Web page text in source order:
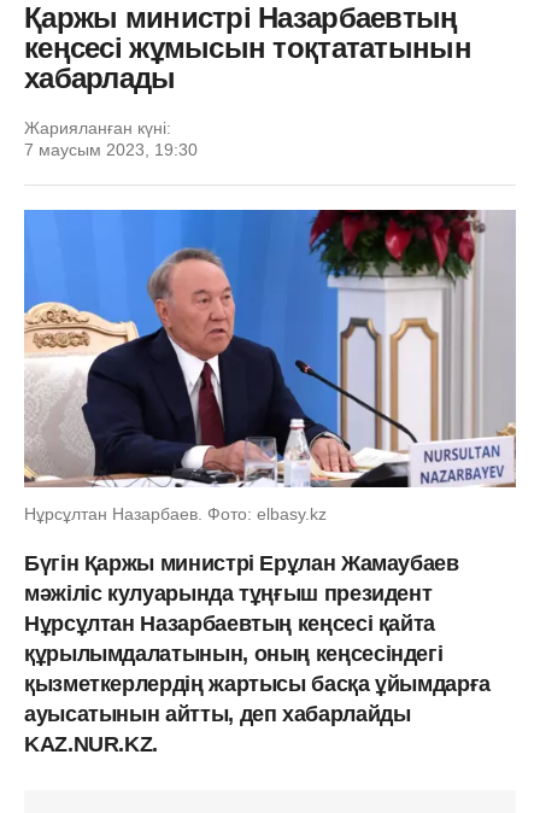
Қаржы министрі Назарбаевтың
кеңсесі жұмысын тоқтататынын
хабарлады
Жарияланған күні:
7 маусым 2023, 19:30
Нұрсұлтан Назарбаев. Фото: elbasy.kz
Бүгін Қаржы министрі Ерұлан Жамаубаев
мәжіліс кулуарында тұңғыш президент
Нұрсұлтан Назарбаевтың кеңсесі қайта
құрылымдалатынын, оның кеңсесіндегі
қызметкерлердің жартысы басқа ұйымдарға
ауысатынын айтты, деп хабарлайды
KAZ.NUR.KZ.